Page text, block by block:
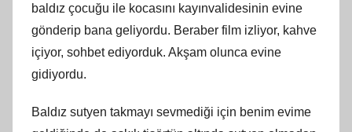
baldız çocuğu ile kocasını kayınvalidesinin evine
gönderip bana geliyordu. Beraber film izliyor, kahve
içiyor, sohbet ediyorduk. Akşam olunca evine
gidiyordu.
Baldız sutyen takmayı sevmediği için benim evime